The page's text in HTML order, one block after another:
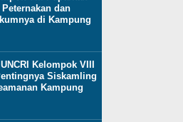
dan
di Kampung
Kelompok VIII
Siskamling
Kampung